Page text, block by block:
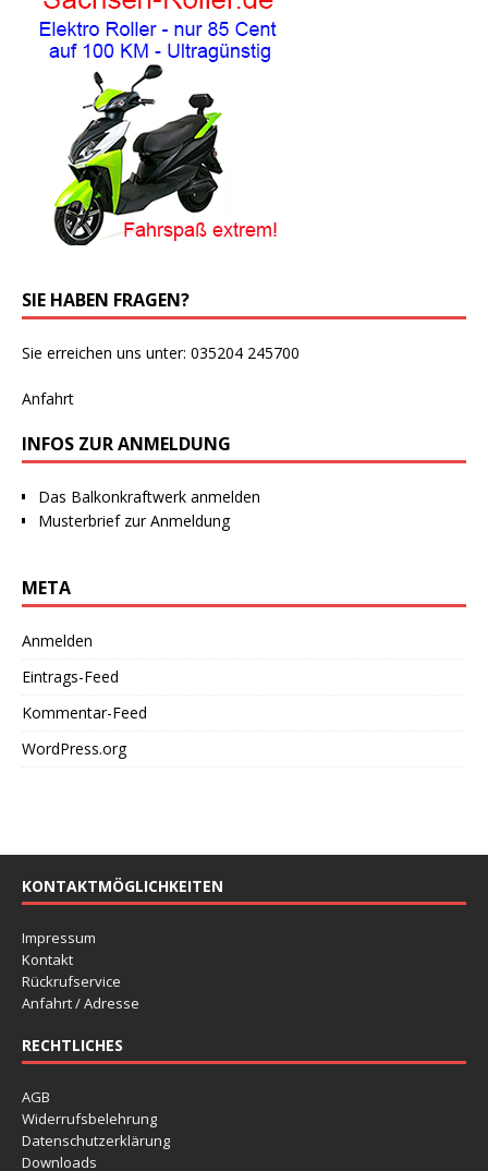
SIE HABEN FRAGEN?
Sie erreichen uns unter: 035204 245700
Anfahrt
INFOS ZUR ANMELDUNG
Das Balkonkraftwerk anmelden
Musterbrief zur Anmeldung
META
Anmelden
Eintrags-Feed
Kommentar-Feed
WordPress.org
KONTAKTMÖGLICHKEITEN
Impressum
Kontakt
Rückrufservice
Anfahrt / Adresse
RECHTLICHES
AGB
Widerrufsbelehrung
Datenschutzerklärung
Downloads